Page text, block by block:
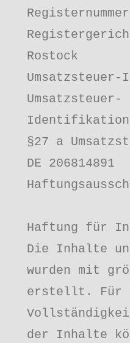
Rostock
Umsatzsteuer-
Umsatzsteuer-
§27 a
DE 206814891
Haftung für
Die Inhalte
wurden mit
erstellt. Für
der Inhalte